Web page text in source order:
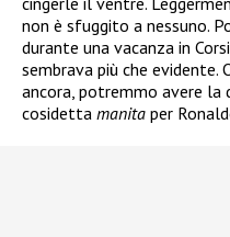
non è sfuggito a nessuno.
durante una vacanza in
sembrava più che evidente.
ancora, potremmo avere la
cosidetta manita per